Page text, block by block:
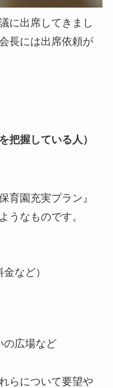
に出席してきまし
長には出席依頼が
把握している人）
育園充実プラン』
うなものです。
など）
の広場など
らについて要望や